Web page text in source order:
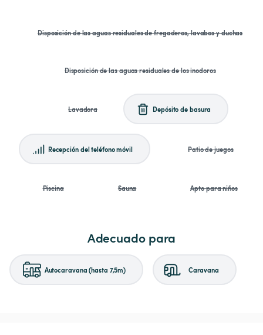
Disposición de las aguas residuales de fregaderos, lavabos y duchas
Disposición de las aguas residuales de los inodoros
Lavadora Depósito de basura
Recepción del teléfono móvil Patio de juegos
Piscina Sauna Apto para niños
Adecuado para
Autocaravana (hasta 7,5m) Caravana